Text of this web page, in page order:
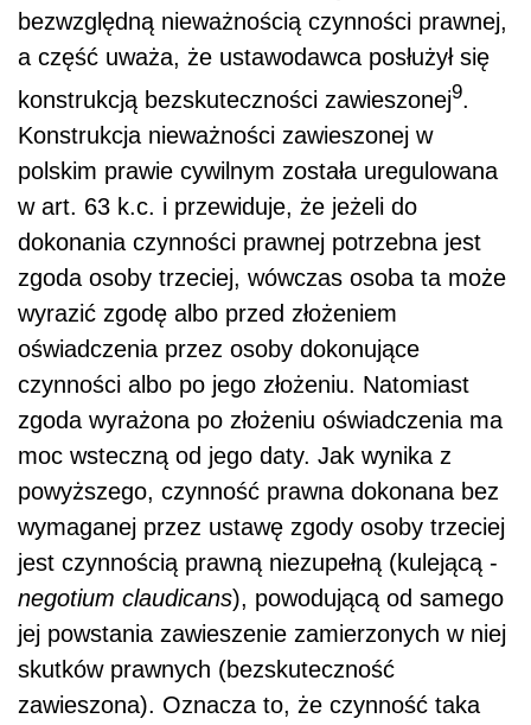
bezwzględną nieważnością czynności prawnej,
a część uważa, że ustawodawca posłużył się
konstrukcją bezskuteczności zawieszonej9.
Konstrukcja nieważności zawieszonej w
polskim prawie cywilnym została uregulowana
w art. 63 k.c. i przewiduje, że jeżeli do
dokonania czynności prawnej potrzebna jest
zgoda osoby trzeciej, wówczas osoba ta może
wyrazić zgodę albo przed złożeniem
oświadczenia przez osoby dokonujące
czynności albo po jego złożeniu. Natomiast
zgoda wyrażona po złożeniu oświadczenia ma
moc wsteczną od jego daty. Jak wynika z
powyższego, czynność prawna dokonana bez
wymaganej przez ustawę zgody osoby trzeciej
jest czynnością prawną niezupełną (kulejącą -
negotium claudicans), powodującą od samego
jej powstania zawieszenie zamierzonych w niej
skutków prawnych (bezskuteczność
zawieszona). Oznacza to, że czynność taka